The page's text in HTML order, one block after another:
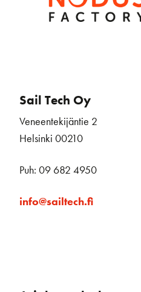
Sail Tech Oy
Veneentekijäntie 2
Helsinki 00210
Puh: 09 682 4950
info@sailtech.fi